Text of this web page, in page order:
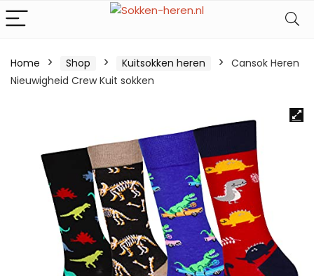
Home Shop Kuitsokken heren
Cansok Heren
Nieuwigheid Crew Kuit sokken